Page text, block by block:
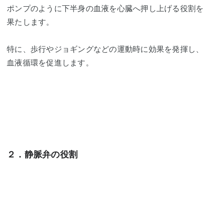
ポンプのように下半身の血液を心臓へ押し上げる役割を
果たします。
特に、歩行やジョギングなどの運動時に効果を発揮し、
血液循環を促進します。
２．静脈弁の役割